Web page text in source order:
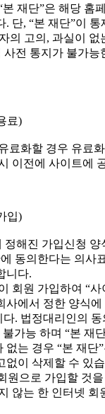
재단”은 해당 홈
단, “본 재단”이 통
의 고의, 과실이 없
전 통지가 불가능
료)
료화할 경우 유료
이전에 사이트에
입)
정해진 가입신청 양
동의한다는 의사
니다.
회원 가입하여 “
사에서 정한 양식에
. 법정대리인의 동
가능 하며 “본 재
없는 경우 “본 재단
없이 삭제할 수 있
원으로 가입할 것
않는 한 인터넷 회